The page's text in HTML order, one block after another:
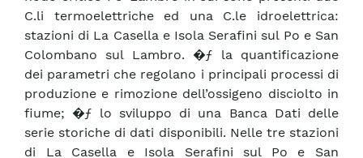
C.li termoelettriche ed una C.le idroelettrica:
stazioni di La Casella e Isola Serafini sul Po e San
Colombano sul Lambro. �ƒ la quantificazione
dei parametri che regolano i principali processi di
produzione e rimozione dell’ossigeno disciolto in
fiume; �ƒ lo sviluppo di una Banca Dati delle
serie storiche di dati disponibili. Nelle tre stazioni
di La Casella e Isola Serafini sul Po e San